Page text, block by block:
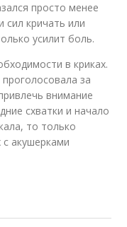
просто менее
сил кричать или
усилит боль.
в криках.
за
внимание
схватки и начало
то только
акушерками